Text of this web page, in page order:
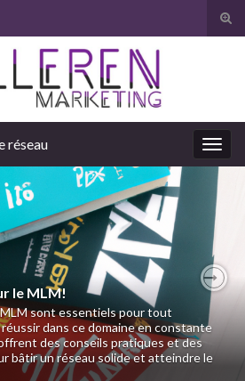
réseau
le MLM!
sont essentiels pour tout
dans ce domaine en constante
des conseils pratiques et des
bâtir un réseau solide et atteindre le